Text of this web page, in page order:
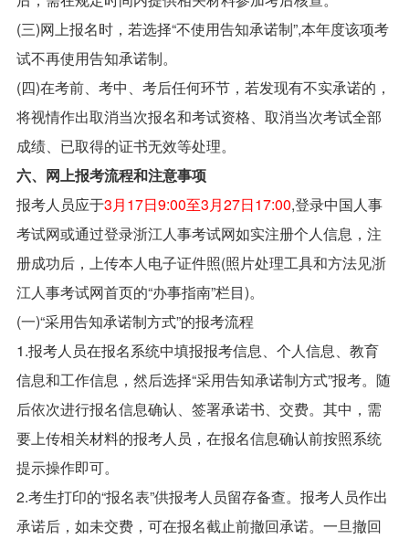
(三)网上报名时，若选择“不使用告知承诺制”,本年度该项考
试不再使用告知承诺制。
(四)在考前、考中、考后任何环节，若发现有不实承诺的，
将视情作出取消当次报名和考试资格、取消当次考试全部
成绩、已取得的证书无效等处理。
六、网上报考流程和注意事项
报考人员应于3月17日9:00至3月27日17:00,登录中国人事
考试网或通过登录浙江人事考试网如实注册个人信息，注
册成功后，上传本人电子证件照(照片处理工具和方法见浙
江人事考试网首页的“办事指南”栏目)。
(一)“采用告知承诺制方式”的报考流程
1.报考人员在报名系统中填报报考信息、个人信息、教育
信息和工作信息，然后选择“采用告知承诺制方式”报考。随
后依次进行报名信息确认、签署承诺书、交费。其中，需
要上传相关材料的报考人员，在报名信息确认前按照系统
提示操作即可。
2.考生打印的“报名表”供报考人员留存备查。报考人员作出
承诺后，如未交费，可在报名截止前撤回承诺。一旦撤回